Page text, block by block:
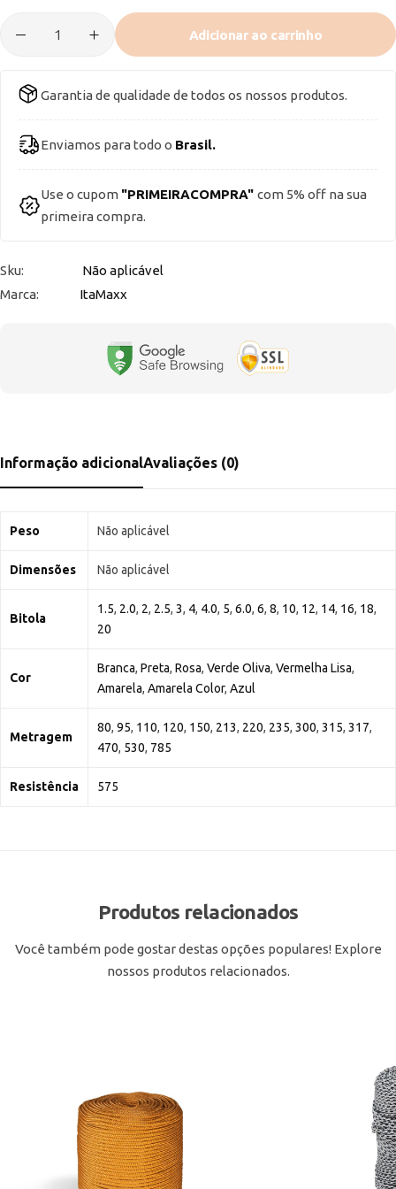
Adicionar ao carrinho
Garantia de qualidade de todos os nossos produtos.
Enviamos para todo o Brasil.
Use o cupom "PRIMEIRACOMPRA" com 5% off na sua
primeira compra.
Sku:
Não aplicável
Marca:
ItaMaxx
Informação adicionalAvaliações (0)
Peso Não aplicável
Dimensões Não aplicável
Bitola
1.5, 2.0, 2, 2.5, 3, 4, 4.0, 5, 6.0, 6, 8, 10, 12, 14, 16, 18,
20
Cor
Branca, Preta, Rosa, Verde Oliva, Vermelha Lisa,
Amarela, Amarela Color, Azul
Metragem
80, 95, 110, 120, 150, 213, 220, 235, 300, 315, 317,
470, 530, 785
Resistência 575
Produtos relacionados
Você também pode gostar destas opções populares! Explore
nossos produtos relacionados.